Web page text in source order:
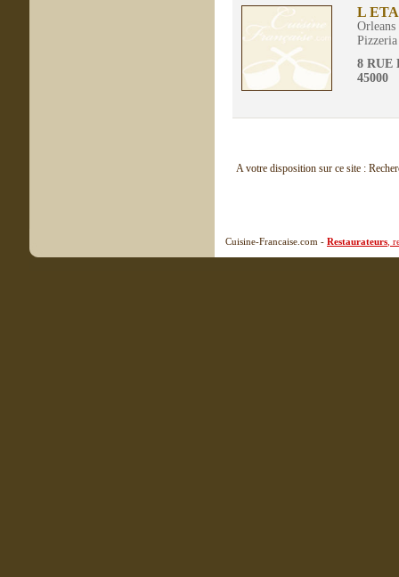
L
Orleans
Pizzeria
8 RUE
45000
A votre disposition sur ce site :
Cuisine-Francaise.com - Restaurateurs ,